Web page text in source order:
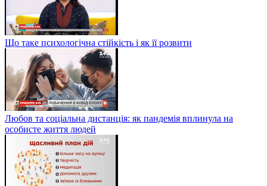
Що таке психологічна стійкість і як її розвити
Любов та соціальна дистанція: як пандемія вплинула на
особисте життя людей